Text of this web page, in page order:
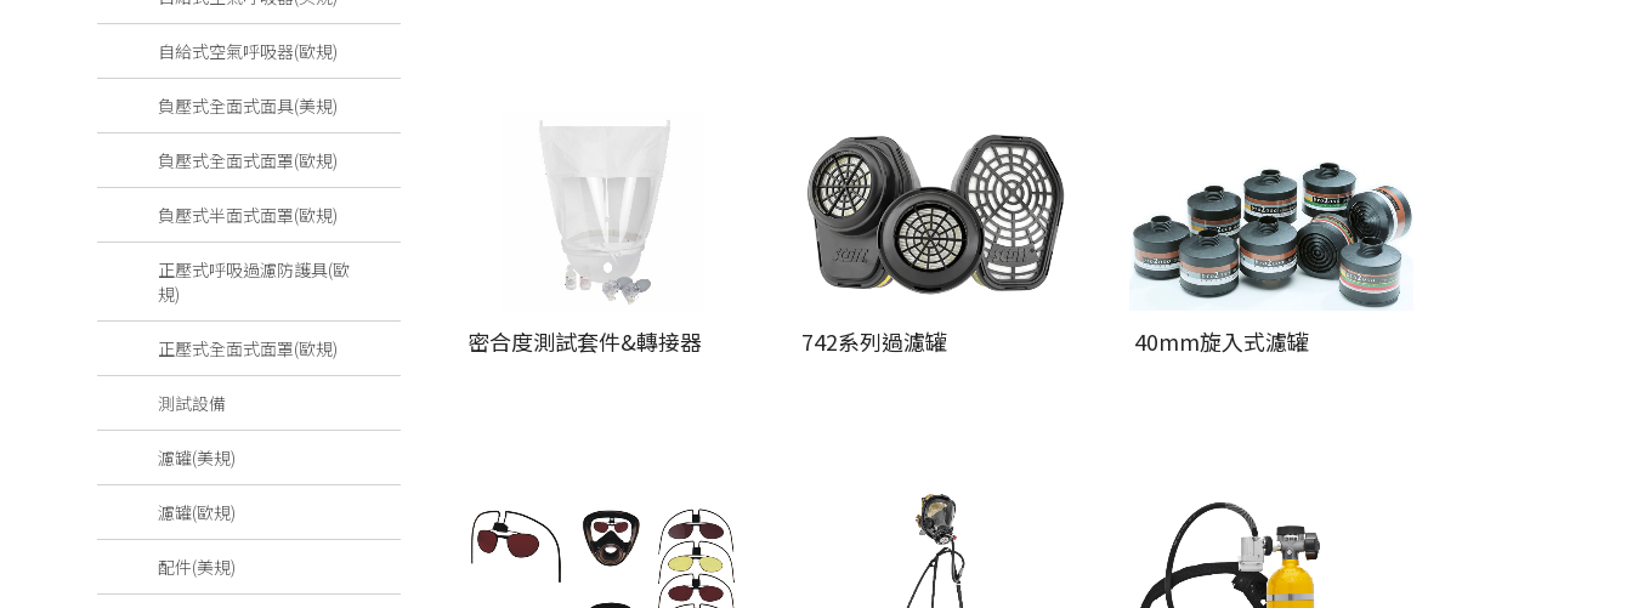
自給式空氣呼吸器(歐規)
負壓式全面式面具(美規)
負壓式全面式面罩(歐規)
負壓式半面式面罩(歐規)
正壓式呼吸過濾防護具(歐
規)
正壓式全面式面罩(歐規)
測試設備
濾罐(美規)
濾罐(歐規)
配件(美規)
密合度測試套件&轉接器 742系列過濾罐 40mm旋入式濾罐